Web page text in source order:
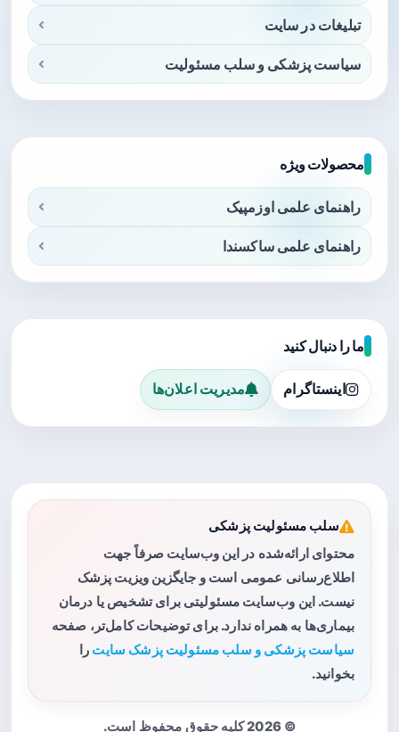
تبلیغات در سایت
سیاست پزشکی و سلب مسئولیت
محصولات ویژه
راهنمای علمی اوزمپیک
راهنمای علمی ساکسندا
ما را دنبال کنید
اینستاگرام مدیریت اعلان‌ها
سلب مسئولیت پزشکی
محتوای ارائه‌شده در این وب‌سایت صرفاً جهت
اطلاع‌رسانی عمومی است و جایگزین ویزیت پزشک
نیست. این وب‌سایت مسئولیتی برای تشخیص یا درمان
بیماری‌ها به همراه ندارد. برای توضیحات کامل‌تر، صفحه
سیاست پزشکی و سلب مسئولیت پزشک سایت را
بخوانید.
© 2026 کلیه حقوق محفوظ است.